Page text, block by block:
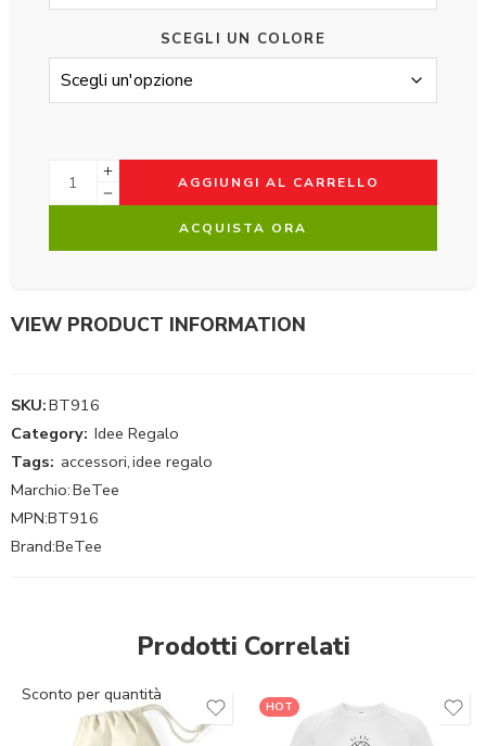
SCEGLI UN COLORE
AGGIUNGI AL CARRELLO
ACQUISTA ORA
VIEW PRODUCT INFORMATION
SKU:BT916
Category: Idee Regalo
Tags: accessori,idee regalo
Marchio:BeTee
MPN:BT916
Brand:BeTee
Prodotti Correlati
Sconto per quantità
HOT